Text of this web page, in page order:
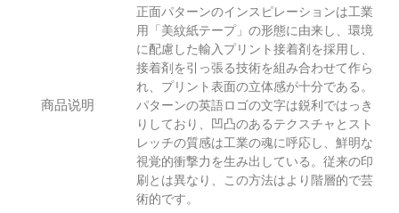
商品说明
正面パターンのインスピレーションは工業
用「美紋紙テープ」の形態に由来し、環境
に配慮した輸入プリント接着剤を採用し、
接着剤を引っ張る技術を組み合わせて作ら
れ、プリント表面の立体感が十分である。
パターンの英語ロゴの文字は鋭利ではっき
りしており、凹凸のあるテクスチャとスト
レッチの質感は工業の魂に呼応し、鮮明な
視覚的衝撃力を生み出している。従来の印
刷とは異なり、この方法はより階層的で芸
術的です。